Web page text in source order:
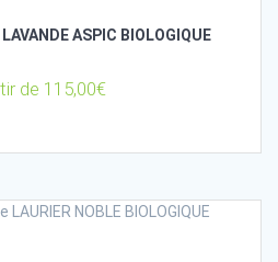
ASPIC BIOLOGIQUE
de 115,00€